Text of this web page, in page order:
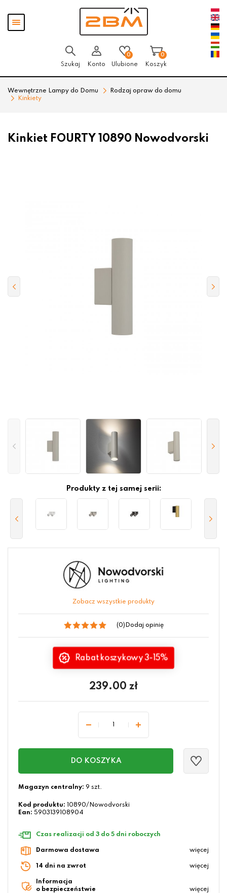
Pokaż
menu
Szukaj Konto
0
Ulubione
0
Koszyk
Wewnętrzne Lampy do Domu
Rodzaj opraw do domu
Kinkiety
Kinkiet FOURTY 10890 Nowodvorski
Produkty z tej samej serii:
Zobacz wszystkie produkty
(0) Dodaj opinię
Rabat koszykowy 3-15%
239.00 zł
DO KOSZYKA
Magazyn centralny: 9 szt.
Kod produktu:
10890/Nowodvorski
Ean: 5903139108904
Czas realizacji od 3 do 5 dni roboczych
Darmowa dostawa więcej
14 dni na zwrot więcej
Informacja
o bezpieczeństwie
więcej